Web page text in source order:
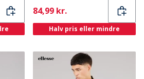
Current
84,99 kr.
Halv pris eller mindre